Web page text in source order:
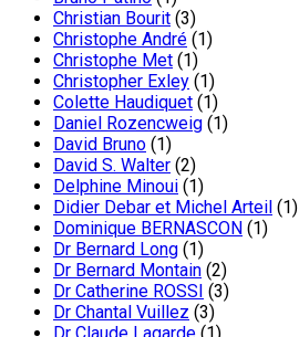
Christian Bourit (3)
Christophe André (1)
Christophe Met (1)
Christopher Exley (1)
Colette Haudiquet (1)
Daniel Rozencweig (1)
David Bruno (1)
David S. Walter (2)
Delphine Minoui (1)
Didier Debar et Michel Arteil (1)
Dominique BERNASCON (1)
Dr Bernard Long (1)
Dr Bernard Montain (2)
Dr Catherine ROSSI (3)
Dr Chantal Vuillez (3)